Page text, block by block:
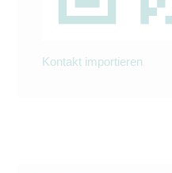
Kontakt importieren